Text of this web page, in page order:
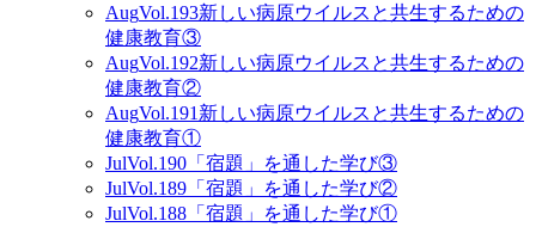
AugVol.193新しい病原ウイルスと共生するための
健康教育③
AugVol.192新しい病原ウイルスと共生するための
健康教育②
AugVol.191 新しい病原ウイルスと共生するための
健康教育①
JulVol.190 「宿題」を通した学び③
JulVol.189 「宿題」を通した学び②
JulVol.188 「宿題」を通した学び①